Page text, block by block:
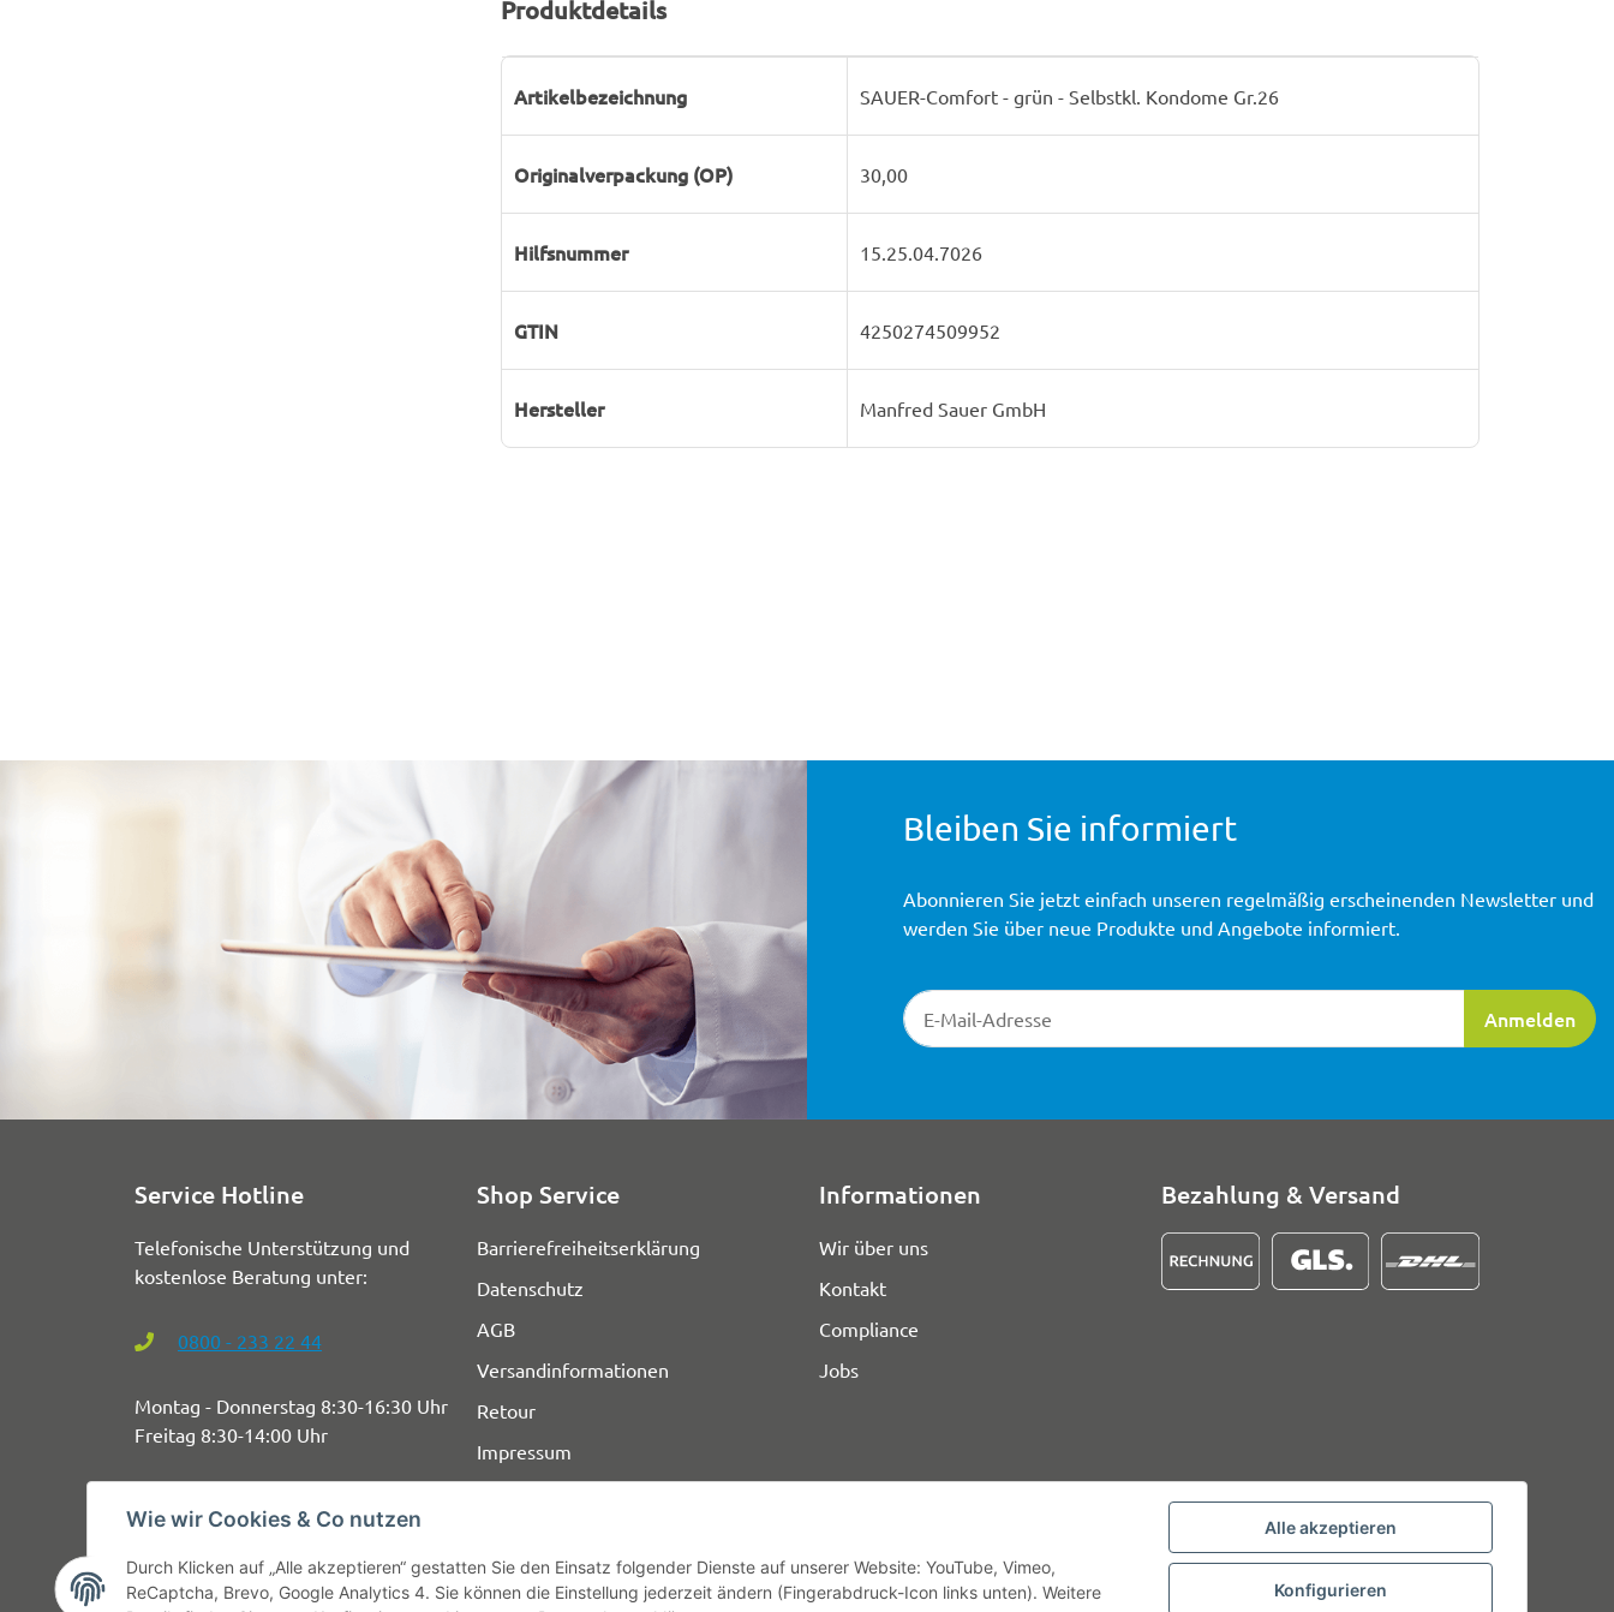
Alle akzeptieren
Konfigurieren
Wie wir Cookies & Co nutzen
Durch Klicken auf „Alle akzeptieren“ gestatten Sie den Einsatz folgender Dienste auf unserer Website: YouTube, Vimeo,
ReCaptcha, Brevo, Google Analytics 4. Sie können die Einstellung jederzeit ändern (Fingerabdruck-Icon links unten). Weitere
Produktdetails
Artikelbezeichnung SAUER-Comfort - grün - Selbstkl. Kondome Gr.26
Originalverpackung (OP) 30,00
Hilfsnummer 15.25.04.7026
GTIN 4250274509952
Hersteller Manfred Sauer GmbH
Bleiben Sie informiert
Newsletter-Registrierung
Anmelden
Abonnieren Sie jetzt einfach unseren regelmäßig erscheinenden Newsletter und
werden Sie über neue Produkte und Angebote informiert.
Service Hotline
Telefonische Unterstützung und
kostenlose Beratung unter:
0800 - 233 22 44
Montag - Donnerstag 8:30-16:30 Uhr
Freitag 8:30-14:00 Uhr
Shop Service
Barrierefreiheitserklärung
Datenschutz
AGB
Versandinformationen
Retour
Impressum
Informationen
Wir über uns
Kontakt
Compliance
Jobs
Bezahlung & Versand